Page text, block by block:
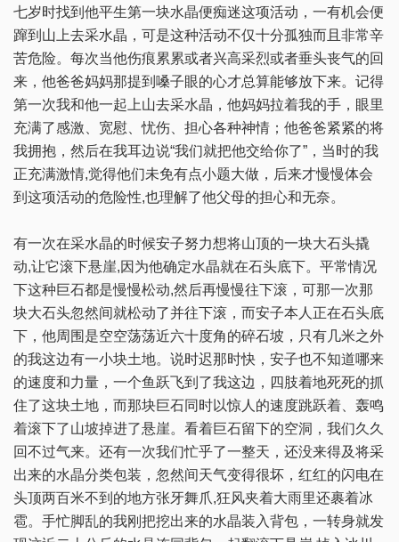
七岁时找到他平生第一块水晶便痴迷这项活动，一有机会便
蹿到山上去采水晶，可是这种活动不仅十分孤独而且非常辛
苦危险。每次当他伤痕累累或者兴高采烈或者垂头丧气的回
来，他爸爸妈妈那提到嗓子眼的心才总算能够放下来。记得
第一次我和他一起上山去采水晶，他妈妈拉着我的手，眼里
充满了感激、宽慰、忧伤、担心各种神情；他爸爸紧紧的将
我拥抱，然后在我耳边说“我们就把他交给你了”，当时的我
正充满激情,觉得他们未免有点小题大做，后来才慢慢体会
到这项活动的危险性,也理解了他父母的担心和无奈。
有一次在采水晶的时候安子努力想将山顶的一块大石头撬
动,让它滚下悬崖,因为他确定水晶就在石头底下。平常情况
下这种巨石都是慢慢松动,然后再慢慢往下滚，可那一次那
块大石头忽然间就松动了并往下滚，而安子本人正在石头底
下，他周围是空空荡荡近六十度角的碎石坡，只有几米之外
的我这边有一小块土地。说时迟那时快，安子也不知道哪来
的速度和力量，一个鱼跃飞到了我这边，四肢着地死死的抓
住了这块土地，而那块巨石同时以惊人的速度跳跃着、轰鸣
着滚下了山坡掉进了悬崖。看着巨石留下的空洞，我们久久
回不过气来。还有一次我们忙乎了一整天，还没来得及将采
出来的水晶分类包装，忽然间天气变得很坏，红红的闪电在
头顶两百米不到的地方张牙舞爪,狂风夹着大雨里还裹着冰
雹。手忙脚乱的我刚把挖出来的水晶装入背包，一转身就发